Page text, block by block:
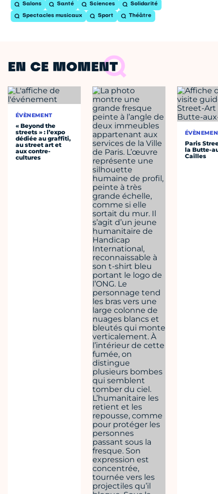
Salons Santé Sciences Solidarité
Spectacles musicaux Sport Théâtre
EN CE MOMENT
ÉVÈNEMENT
« Beyond the
streets » : l’expo
dédiée au graffiti,
au street art et
aux contre-
cultures
Paris
la Butte-
Cailles